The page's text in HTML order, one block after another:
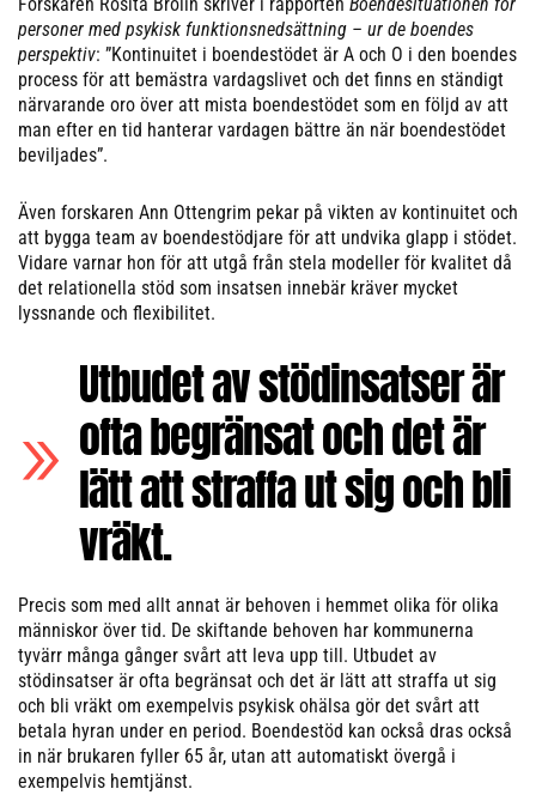
personer med psykisk funktionsnedsättning – ur de boendes
perspektiv: ”Kontinuitet i boendestödet är A och O i den boendes
process för att bemästra vardagslivet och det finns en ständigt
närvarande oro över att mista boendestödet som en följd av att
man efter en tid hanterar vardagen bättre än när boendestödet
beviljades”.
Även forskaren Ann Ottengrim pekar på vikten av kontinuitet och
att bygga team av boendestödjare för att undvika glapp i stödet.
Vidare varnar hon för att utgå från stela modeller för kvalitet då
det relationella stöd som insatsen innebär kräver mycket
lyssnande och flexibilitet.
Utbudet av stödinsatser är
ofta begränsat och det är
lätt att straffa ut sig och bli
vräkt.
Precis som med allt annat är behoven i hemmet olika för olika
människor över tid. De skiftande behoven har kommunerna
tyvärr många gånger svårt att leva upp till. Utbudet av
stödinsatser är ofta begränsat och det är lätt att straffa ut sig
och bli vräkt om exempelvis psykisk ohälsa gör det svårt att
betala hyran under en period. Boendestöd kan också dras också
in när brukaren fyller 65 år, utan att automatiskt övergå i
exempelvis hemtjänst.